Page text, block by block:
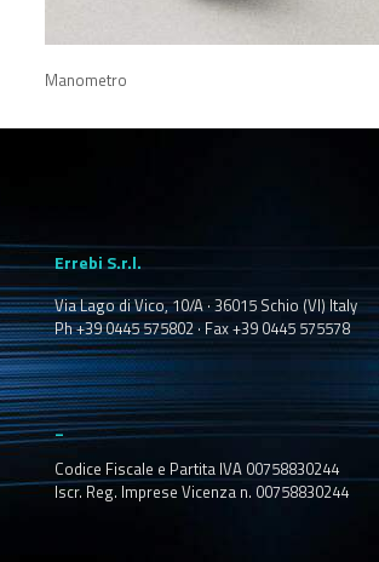
Manometro
Errebi S.r.l.
Via Lago di Vico, 10/A · 36015 Schio (VI) Italy
Ph +39 0445 575802 · Fax +39 0445 575578
_
Codice Fiscale e Partita IVA 00758830244
Iscr. Reg. Imprese Vicenza n. 00758830244